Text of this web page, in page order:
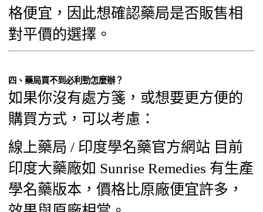
格便宜，因此想確認藥局是否販售相
對平價的選擇。
四、藥局買不到必利勁怎麼辦？
如果你沒有處方箋，或想要更方便的
購買方式，可以考慮：
線上藥局 / 印度學名藥官方網站 目前
印度大藥廠如 Sunrise Remedies 有生產
學名藥版本，價格比原廠便宜許多，